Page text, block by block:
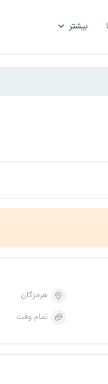
بیشتر
هرمزگان
تمام وقت